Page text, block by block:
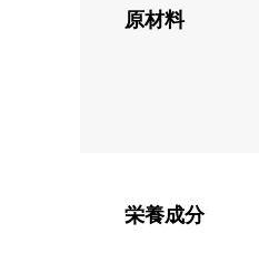
原材料
栄養成分